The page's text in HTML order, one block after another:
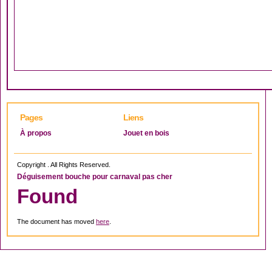
Pages
À propos
Liens
Jouet en bois
Copyright . All Rights Reserved.
Déguisement bouche pour carnaval pas cher
Found
The document has moved here